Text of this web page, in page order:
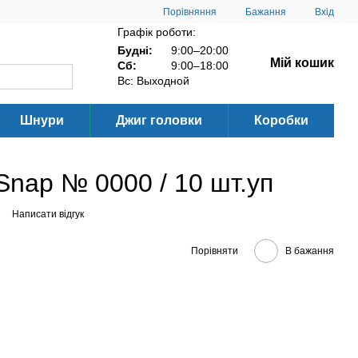
Порівняння Бажання Вхід
Графік роботи:
Будні:
9:00–20:00
Сб:
9:00–18:00
Вс: Выходной
Мій кошик
Шнури Джиг головки Коробки
№ 0000 / 10 шт.уп
Написати відгук
Порівняти В бажання